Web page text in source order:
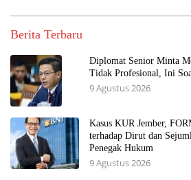
Berita Terbaru
Diplomat Senior Minta
Tidak Profesional, Ini
9 Agustus 2026
Kasus KUR Jember,
terhadap Dirut dan
Penegak Hukum
9 Agustus 2026